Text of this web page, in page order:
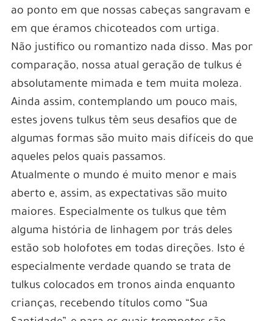
ao ponto em que nossas cabeças sangravam e
em que éramos chicoteados com urtiga.
Não justifico ou romantizo nada disso. Mas por
comparação, nossa atual geração de tulkus é
absolutamente mimada e tem muita moleza.
Ainda assim, contemplando um pouco mais,
estes jovens tulkus têm seus desafios que de
algumas formas são muito mais difíceis do que
aqueles pelos quais passamos.
Atualmente o mundo é muito menor e mais
aberto e, assim, as expectativas são muito
maiores. Especialmente os tulkus que têm
alguma história de linhagem por trás deles
estão sob holofotes em todas direções. Isto é
especialmente verdade quando se trata de
tulkus colocados em tronos ainda enquanto
crianças, recebendo títulos como “Sua